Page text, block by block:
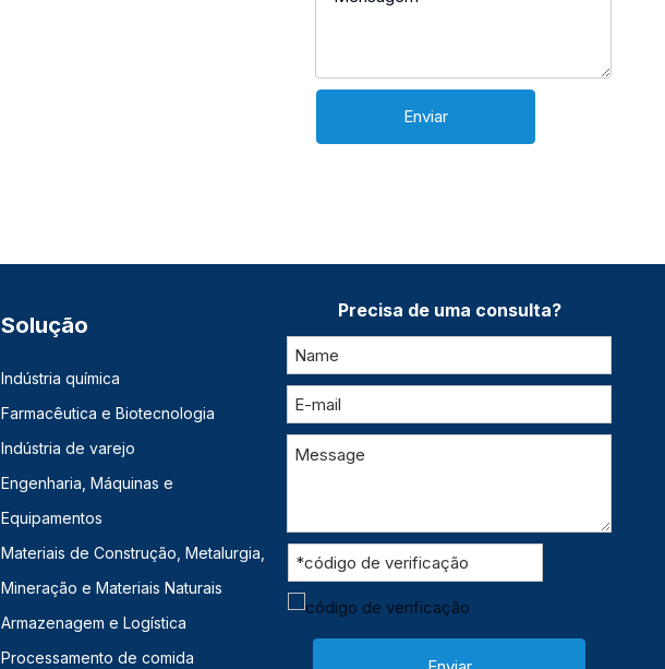
Enviar
Solução
Indústria química
Farmacêutica e Biotecnologia
Indústria de varejo
Engenharia, Máquinas e
Equipamentos
Materiais de Construção, Metalurgia,
Mineração e Materiais Naturais
Armazenagem e Logística
Processamento de comida
Precisa de uma consulta?